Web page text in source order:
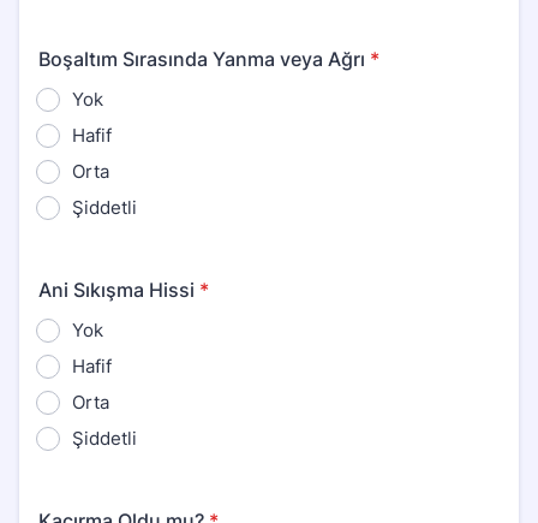
Boşaltım Sırasında Yanma veya Ağrı *
Yok
Hafif
Orta
Şiddetli
Ani Sıkışma Hissi *
Yok
Hafif
Orta
Şiddetli